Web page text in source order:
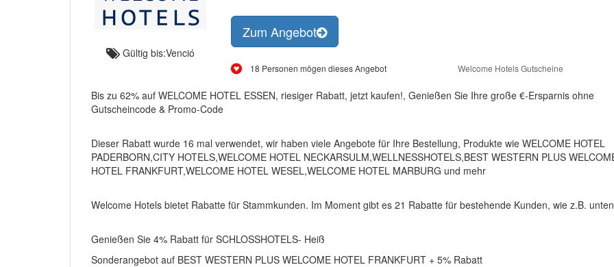
Gültig bis:Venció
Zum Angebot
18 Personen mögen dieses Angebot Welcome Hotels Gutscheine
Bis zu 62% auf WELCOME HOTEL ESSEN, riesiger Rabatt, jetzt kaufen!, Genießen Sie Ihre große €-Ersparnis ohne
Gutscheincode & Promo-Code
Dieser Rabatt wurde 16 mal verwendet, wir haben viele Angebote für Ihre Bestellung, Produkte wie WELCOME HOTEL
PADERBORN,CITY HOTELS,WELCOME HOTEL NECKARSULM,WELLNESSHOTELS,BEST WESTERN PLUS
HOTEL FRANKFURT,WELCOME HOTEL WESEL,WELCOME HOTEL MARBURG und mehr
Welcome Hotels bietet Rabatte für Stammkunden. Im Moment gibt es 21 Rabatte für bestehende Kunden, wie z.B. unten
Genießen Sie 4% Rabatt für SCHLOSSHOTELS- Heiß
Sonderangebot auf BEST WESTERN PLUS WELCOME HOTEL FRANKFURT + 5% Rabatt